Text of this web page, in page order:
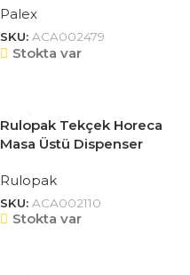
Palex
SKU: ACA002479
Stokta var
Rulopak Tekçek Horeca
Masa Üstü Dispenser
Yaprak 24lü 300402
Rulopak
SKU: ACA002110
Stokta var